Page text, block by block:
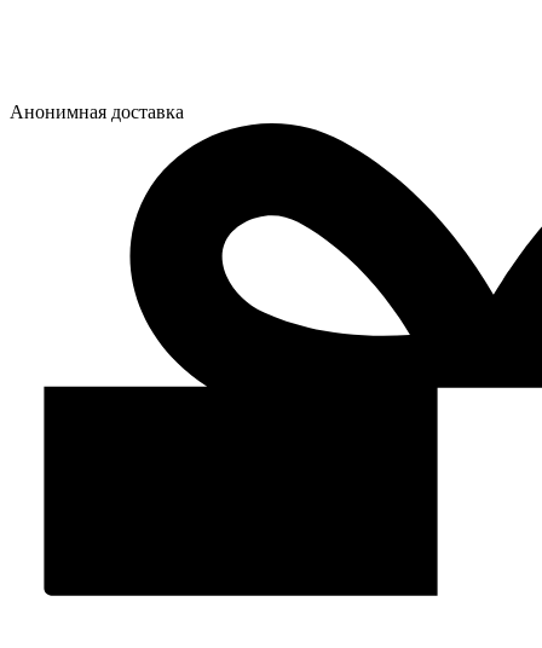
Анонимная доставка